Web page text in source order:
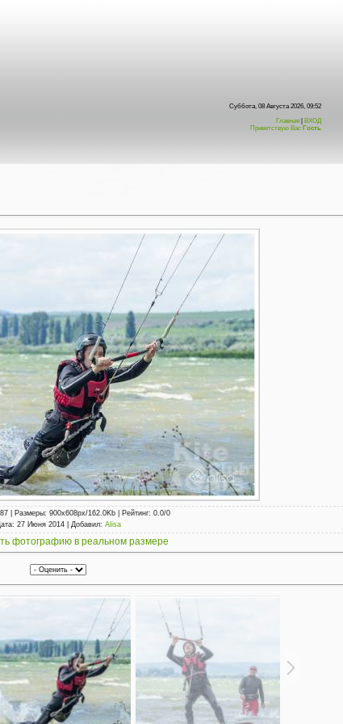
Суббота, 08 Августа 2026, 09:52
Главная
ВХОД
Приветствую Вас Гость
| Размеры: 900x608px/162.0Kb | Рейтинг: 0.0/0
: 27 Июня 2014 | Добавил: Alisa
фотографию в реальном размере